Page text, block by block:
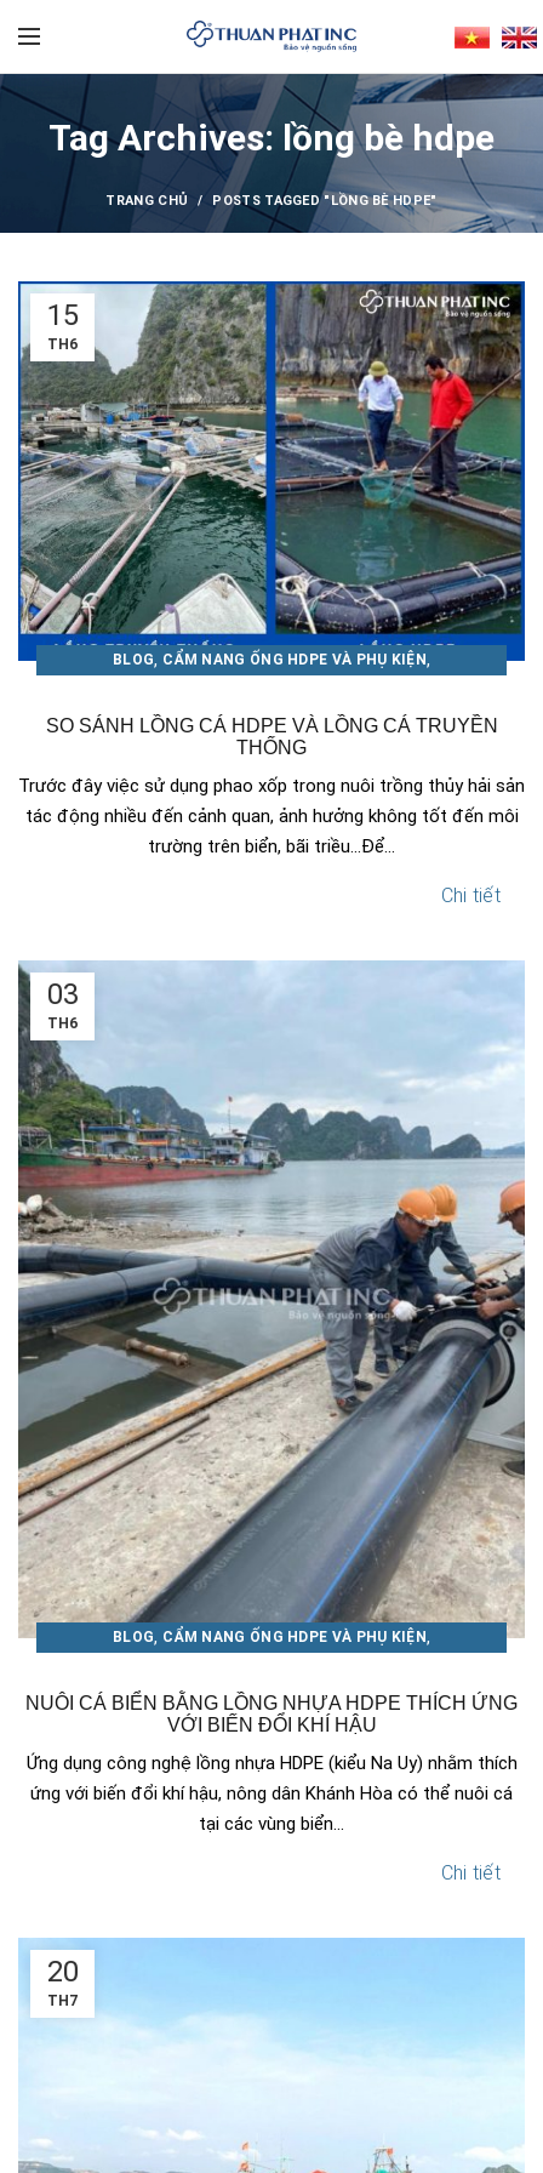
Tag Archives: lồng bè hdpe
TRANG CHỦ POSTS TAGGED "LỒNG BÈ HDPE"
15
TH6
BLOG, CẨM NANG ỐNG HDPE VÀ PHỤ KIỆN,
SO SÁNH LỒNG CÁ HDPE VÀ LỒNG CÁ TRUYỀN
THỐNG
Trước đây việc sử dụng phao xốp trong nuôi trồng thủy hải sản
tác động nhiều đến cảnh quan, ảnh hưởng không tốt đến môi
trường trên biển, bãi triều...Để...
Chi tiết
03
TH6
BLOG, CẨM NANG ỐNG HDPE VÀ PHỤ KIỆN,
NUÔI CÁ BIỂN BẰNG LỒNG NHỰA HDPE THÍCH ỨNG
VỚI BIẾN ĐỔI KHÍ HẬU
Ứng dụng công nghệ lồng nhựa HDPE (kiểu Na Uy) nhằm thích
ứng với biến đổi khí hậu, nông dân Khánh Hòa có thể nuôi cá
tại các vùng biển...
Chi tiết
20
TH7